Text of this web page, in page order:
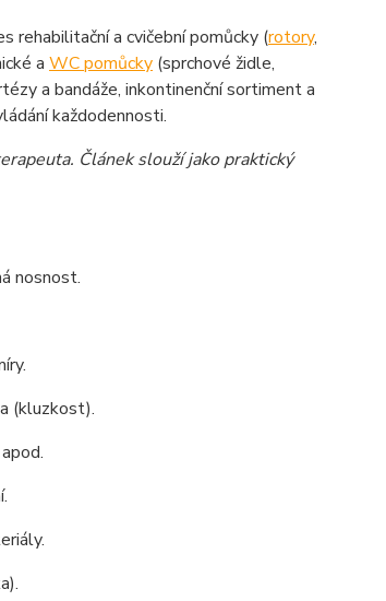
rehabilitační a cvičební pomůcky (rotory,
a WC pomůcky(sprchové židle,
a bandáže, inkontinenční sortiment a
každodennosti.
Článek slouží jako praktický
nosnost.
(kluzkost).